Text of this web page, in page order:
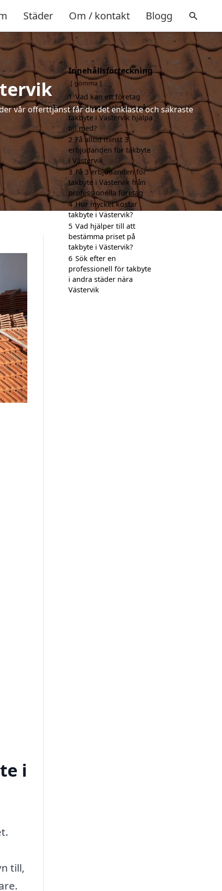
Städer Om / kontakt Blogg
vår offerttjänst får du det enklaste och säkraste
i
till,
Innehållsförteckning
gömma
1 Vad kan ett företag
som är specialiserat på
takbyte i Västervik hjälpa
till med?
2 Få alltid minst 3
erbjudanden för takbyte
i Västervik
3 Få 3 erbjudanden för
takbyte i Västervik från
professionella företag
4 Hur mycket kostar
takbyte i Västervik?
5 Vad hjälper till att
bestämma priset på
takbyte i Västervik?
6 Sök efter en
professionell för takbyte
i andra städer nära
Västervik